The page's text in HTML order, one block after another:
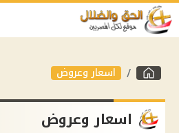
اسعار وعروض
اسعار وعروض